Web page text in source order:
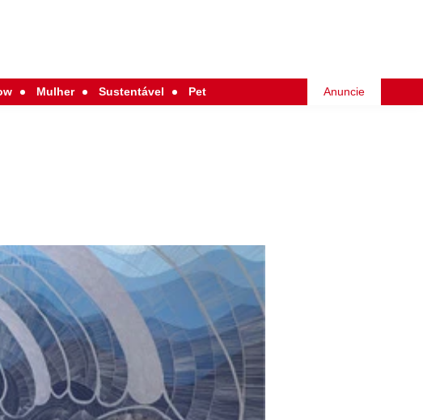
Mulher Sustentável Pet Anuncie